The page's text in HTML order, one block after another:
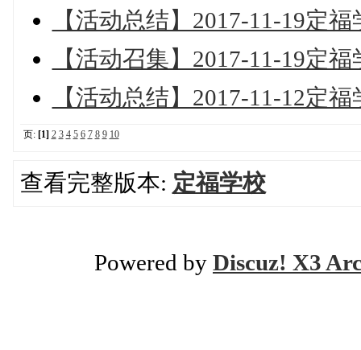
【活动总结】2017-11-19定
【活动召集】2017-11-19定
【活动总结】2017-11-12定
页: [1] 2 3 4 5 6 7 8 9 10
查看完整版本: 定福学校
Powered by Discuz! X3